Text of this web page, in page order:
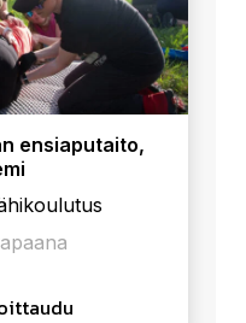
ensiaputaito,